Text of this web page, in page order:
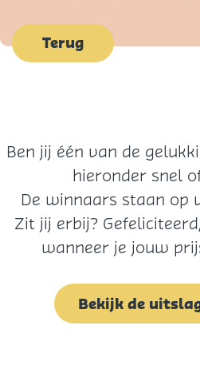
Terug
Ben jij één van de
hieronder snel
De winnaars staan op
Zit jij erbij?
wanneer je jouw
Bekijk de